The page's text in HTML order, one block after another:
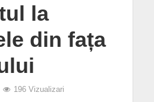
la
din fața
196 Vizualizari